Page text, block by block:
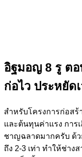
อิฐมอญ 8 รู ตอ
ก่อไว ประหยัด
สำหรับโครงการก่อส
และต้นทุนค่าแรง การ
ชาญฉลาดมากครับ ด้
ถึง 2-3 เท่า ทำให้ช่าง